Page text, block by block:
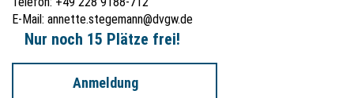
E-Mail: annette.stegemann@dvgw.de
Nur noch 15 Plätze frei!
Anmeldung